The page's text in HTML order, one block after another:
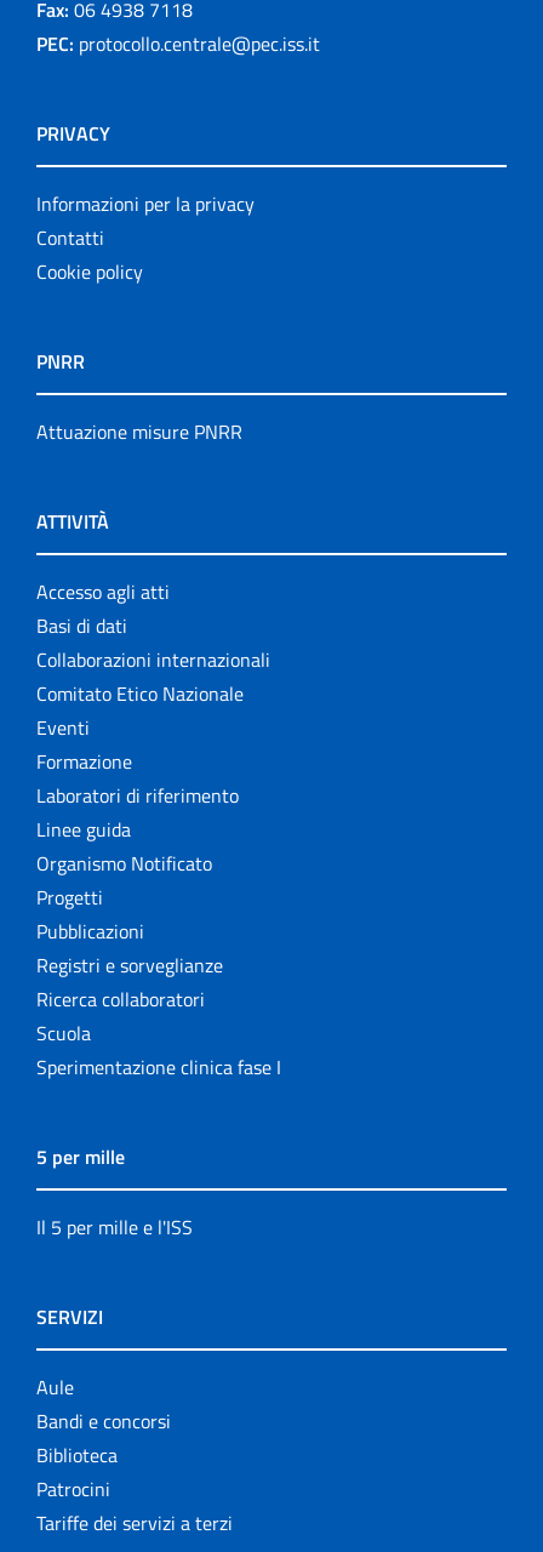
Fax: 06 4938 7118
PEC: protocollo.centrale@pec.iss.it
PRIVACY
Informazioni per la privacy
Contatti
Cookie policy
PNRR
Attuazione misure PNRR
ATTIVITÀ
Accesso agli atti
Basi di dati
Collaborazioni internazionali
Comitato Etico Nazionale
Eventi
Formazione
Laboratori di riferimento
Linee guida
Organismo Notificato
Progetti
Pubblicazioni
Registri e sorveglianze
Ricerca collaboratori
Scuola
Sperimentazione clinica fase I
5 per mille
Il 5 per mille e l'ISS
SERVIZI
Aule
Bandi e concorsi
Biblioteca
Patrocini
Tariffe dei servizi a terzi